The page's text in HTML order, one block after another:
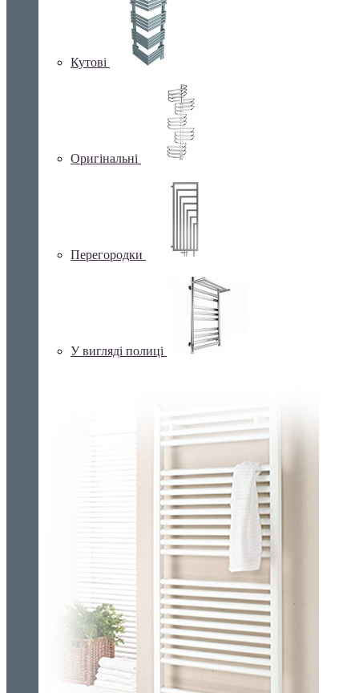
Кутові
Оригінальні
Перегородки
У вигляді полиці